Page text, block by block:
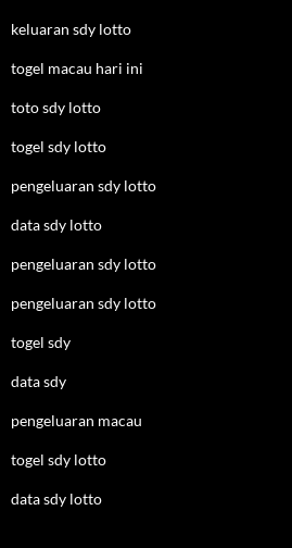
keluaran sdy lotto
togel macau hari ini
toto sdy lotto
togel sdy lotto
pengeluaran sdy lotto
data sdy lotto
pengeluaran sdy lotto
pengeluaran sdy lotto
togel sdy
data sdy
pengeluaran macau
togel sdy lotto
data sdy lotto